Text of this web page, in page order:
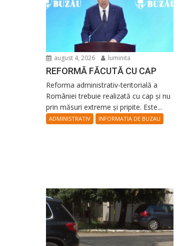
august 4, 2026 luminita
REFORMĂ FĂCUTĂ CU CAP
Reforma administrativ-teritorială a
României trebuie realizată cu cap și nu
prin măsuri extreme și pripite. Este...
ADMINISTRATIV INFORMATIA DE BUZAU